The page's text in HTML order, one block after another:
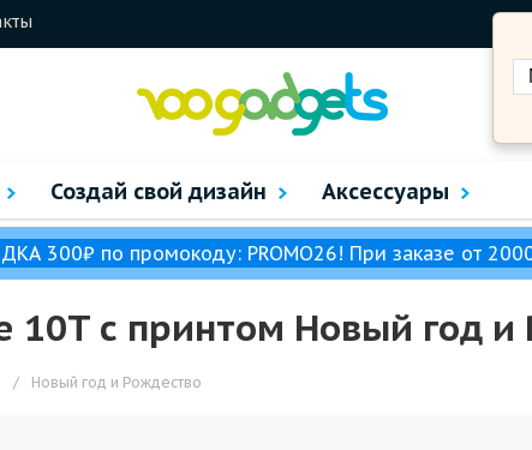
Создай свой дизайн Аксессуары
300₽ по промокоду: PROMO26! При заказе от
с принтом Новый год и
/ Новый год и Рождество